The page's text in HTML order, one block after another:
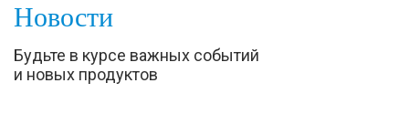
Новости
Будьте в курсе важных событий
и новых продуктов